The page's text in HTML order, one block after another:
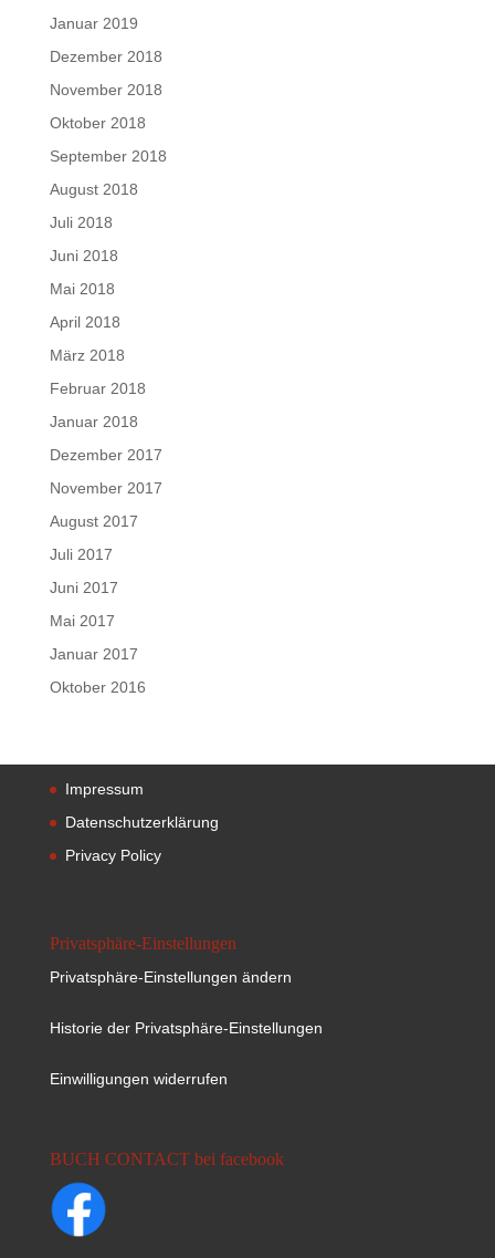
Januar 2019
Dezember 2018
November 2018
Oktober 2018
September 2018
August 2018
Juli 2018
Juni 2018
Mai 2018
April 2018
März 2018
Februar 2018
Januar 2018
Dezember 2017
November 2017
August 2017
Juli 2017
Juni 2017
Mai 2017
Januar 2017
Oktober 2016
Impressum
Datenschutzerklärung
Privacy Policy
Privatsphäre-Einstellungen
Privatsphäre-Einstellungen ändern
Historie der Privatsphäre-Einstellungen
Einwilligungen widerrufen
BUCH CONTACT bei facebook